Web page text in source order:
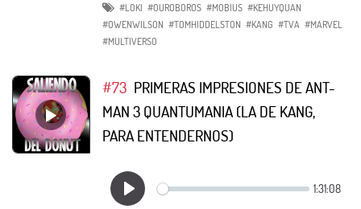
#LOKI #OUROBOROS #MOBIUS #KEHUYQUAN
#OWENWILSON #TOMHIDDELSTON #KANG #TVA #MARVEL
#MULTIVERSO
#73 PRIMERAS IMPRESIONES DE ANT-
MAN 3 QUANTUMANIA (LA DE KANG,
PARA ENTENDERNOS)